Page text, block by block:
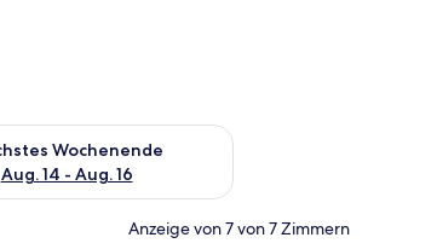
Aug. 7 - Aug. 9.
Wochenende
Aug. 14 - Aug. 16
Verfügbarkeit für nächstes Wochenende, Aug.
Anzeige von 7 von 7 Zimmern